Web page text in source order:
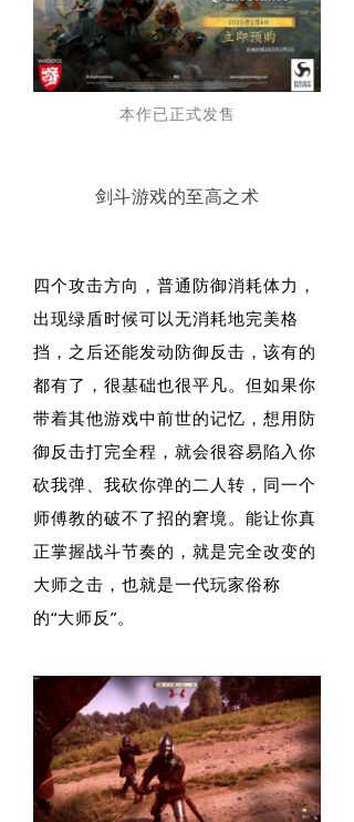
本作已正式发售
剑斗游戏的至高之术
四个攻击方向，普通防御消耗体力，
出现绿盾时候可以无消耗地完美格
挡，之后还能发动防御反击，该有的
都有了，很基础也很平凡。但如果你
带着其他游戏中前世的记忆，想用防
御反击打完全程，就会很容易陷入你
砍我弹、我砍你弹的二人转，同一个
师傅教的破不了招的窘境。能让你真
正掌握战斗节奏的，就是完全改变的
大师之击，也就是一代玩家俗称
的“大师反”。